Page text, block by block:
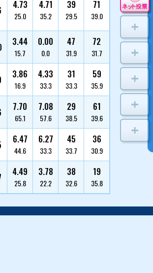
選手名
登番/支部/年齢
中里 優子
3579/埼玉/53
高橋 淳美
3289/大阪/62
表 健太
5101/福岡/29